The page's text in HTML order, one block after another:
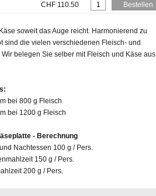
CHF 110.50
soweit das Auge reicht. Harmonierend zu
sind die vielen verschiedenen Fleisch- und
Wir belegen Sie selber mit Fleisch und Käse aus
bei 800 g Fleisch
bei 1200 g Fleisch
- Berechnung
Nachtessen 100 g / Pers.
150 g / Pers.
200 g / Pers.